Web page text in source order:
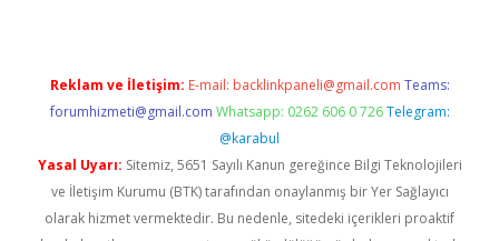
Reklam ve İletişim: E-mail: backlinkpaneli@gmail.com Teams:
forumhizmeti@gmail.com Whatsapp: 0262 606 0 726 Telegram:
@karabul
Yasal Uyarı: Sitemiz, 5651 Sayılı Kanun gereğince Bilgi Teknolojileri
ve İletişim Kurumu (BTK) tarafından onaylanmış bir Yer Sağlayıcı
olarak hizmet vermektedir. Bu nedenle, sitedeki içerikleri proaktif